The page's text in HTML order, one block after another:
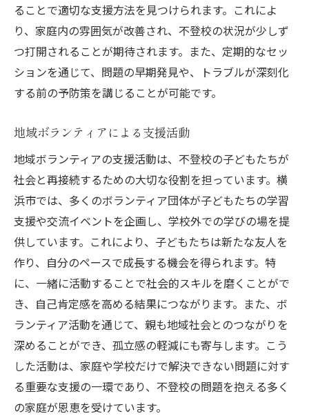
ることで適切な支援方法を見つけられます。これによ
り、家庭内の雰囲気が改善され、不登校の状況が少しず
つ打開されることが期待されます。また、定期的なセッ
ションを通じて、問題の早期発見や、トラブルが深刻化
する前の予防策を講じることが可能です。
地域ボランティアによる支援活動
地域ボランティアの支援活動は、不登校の子どもたちが
社会と再接続するための大切な役割を担っています。横
浜市では、多くのボランティア団体が子どもたちの学習
支援や交流イベントを企画し、学校外での学びの場を提
供しています。これにより、子どもたちは新たな友人を
作り、自分のペースで成長する機会を得られます。特
に、一緒に活動することで社会的スキルを磨くことがで
き、自己肯定感を高める結果につながります。また、ボ
ランティア活動を通じて、親も地域社会とのつながりを
深めることができ、孤立感の軽減にも寄与します。こう
した活動は、家庭や学校だけで解決できない問題に対す
る重要な支援の一環であり、不登校の問題を抱える多く
の家庭が恩恵を受けています。